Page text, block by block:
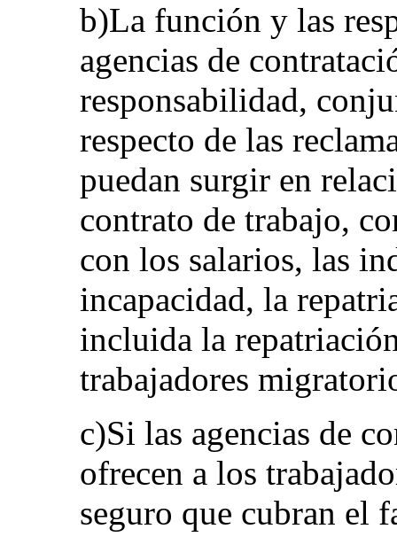
b)La función y las
agencias de
responsabilidad,
respecto de las
puedan surgir en
contrato de trabajo,
con los salarios, las
incapacidad, la
incluida la
trabajadores
c)Si las agencias de
ofrecen a los
seguro que cubran el